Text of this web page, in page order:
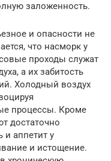
заложенность.
и опасности не
что насморк у
проходы служат
а их забитость
Холодный воздух
процессы. Кроме
достаточно
и аппетит у
и истощение.